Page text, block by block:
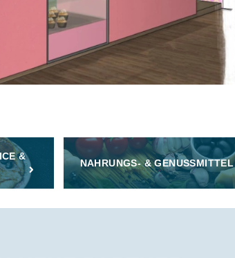
&
NAHRUNGS- & GENUSSMITTEL